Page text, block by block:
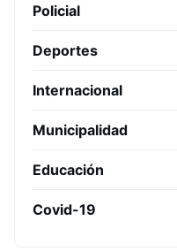
Policial
Deportes
Internacional
Municipalidad
Educación
Covid-19